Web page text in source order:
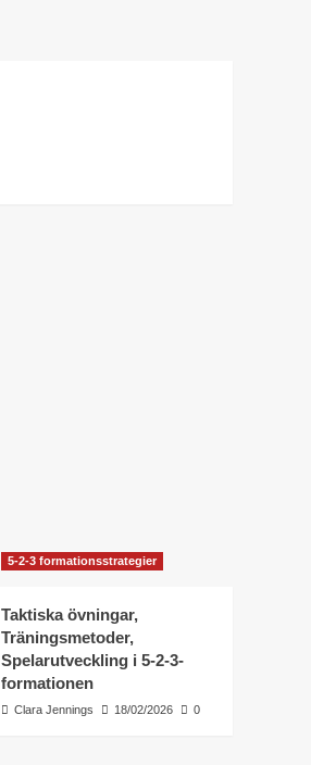
5-2-3 formationsstrategier
Taktiska övningar,
Träningsmetoder,
Spelarutveckling i 5-2-3-
formationen
Clara Jennings 18/02/2026 0